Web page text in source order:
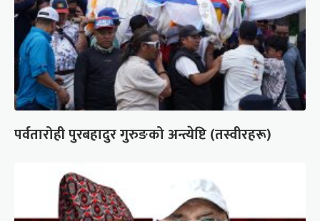
पर्वतारोही पुरबहादुर गुरुङको अन्त्येष्टि (तस्वीरहरू)